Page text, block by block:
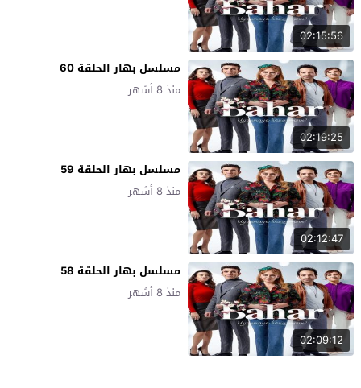
02:15:56
02:19:25
مسلسل بهار الحلقة 60
منذ 8 أشهر
02:12:47
مسلسل بهار الحلقة 59
منذ 8 أشهر
02:09:12
مسلسل بهار الحلقة 58
منذ 8 أشهر